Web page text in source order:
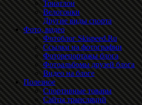
Триатлон
Велогонки
Другие виды спорта
Фото, видео
Фотоблог Skispeed.Ru
Ссылки на фотографии
Фоторепортажы блога
Фотоальбомы друзей блога
Видео на блоге
Полезное
Спортивные товары
Сайты трансляций